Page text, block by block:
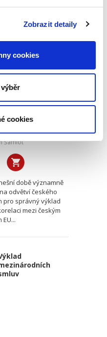
Zobrazit detaily
cookies
cookies
důsledky i
práva
Šamlot
době významně
odvětví českého
pro správný výklad
mezi českým